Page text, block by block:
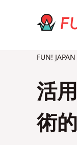
FUN! JAPAN
活
術